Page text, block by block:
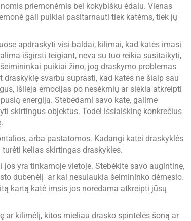
priemonėmis bei kokybišku ėdalu. Vienas
gali puikiai pasitarnauti tiek katėms, tiek jų
apdraskyti visi baldai, kilimai, kad katės imasi
išgirsti teigiant, neva su tuo reikia susitaikyti,
puikiai žino, jog draskymo problemas
draskyklę svarbu suprasti, kad katės ne šiaip sau
išlieja emocijas po nesėkmių ar siekia atkreipti
energiją. Stebėdami savo katę, galime
skirtingus objektus. Todėl išsiaiškinę konkrečius
arba pastatomos. Kadangi katei draskyklės
kelias skirtingas draskykles.
yra tinkamoje vietoje. Stebėkite savo augintinę,
dubenėlį ar kai nesulaukia šeimininko dėmesio.
kartą katė imsis jos norėdama atkreipti jūsų
ar kilimėlį, kitos mieliau drasko spintelės šoną ar